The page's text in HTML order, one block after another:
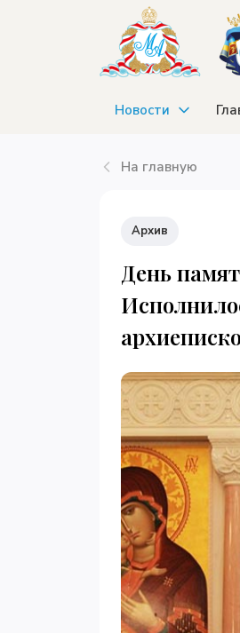
Новости
На главную
Архив
День